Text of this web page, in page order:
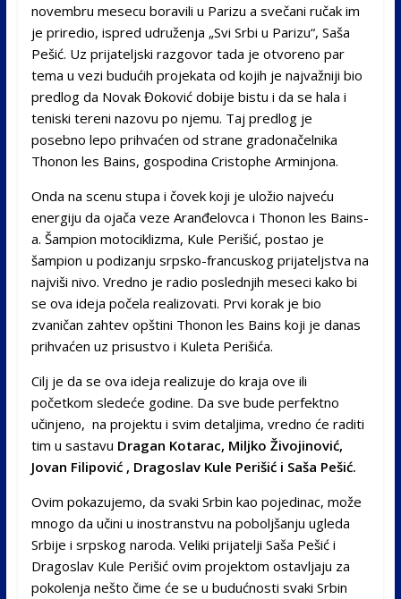
novembru mesecu boravili u Parizu a svečani ručak im
je priredio, ispred udruženja „Svi Srbi u Parizu“, Saša
Pešić. Uz prijateljski razgovor tada je otvoreno par
tema u vezi budućih projekata od kojih je najvažniji bio
predlog da Novak Đoković dobije bistu i da se hala i
teniski tereni nazovu po njemu. Taj predlog je
posebno lepo prihvaćen od strane gradonačelnika
Thonon les Bains, gospodina Cristophe Arminjona.
Onda na scenu stupa i čovek koji je uložio najveću
energiju da ojača veze Aranđelovca i Thonon les Bains-
a. Šampion motociklizma, Kule Perišić, postao je
šampion u podizanju srpsko-francuskog prijateljstva na
najviši nivo. Vredno je radio poslednjih meseci kako bi
se ova ideja počela realizovati. Prvi korak je bio
zvaničan zahtev opštini Thonon les Bains koji je danas
prihvaćen uz prisustvo i Kuleta Perišića.
Cilj je da se ova ideja realizuje do kraja ove ili
početkom sledeće godine. Da sve bude perfektno
učinjeno, na projektu i svim detaljima, vredno će raditi
tim u sastavu Dragan Kotarac, Miljko Živojinović,
Jovan Filipović , Dragoslav Kule Perišić i Saša Pešić.
Ovim pokazujemo, da svaki Srbin kao pojedinac, može
mnogo da učini u inostranstvu na poboljšanju ugleda
Srbije i srpskog naroda. Veliki prijatelji Saša Pešić i
Dragoslav Kule Perišić ovim projektom ostavljaju za
pokolenja nešto čime će se u budućnosti svaki Srbin